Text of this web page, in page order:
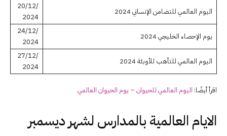
اليوم العالمي للتضامن الإنساني 2024
20/12/
2024
يوم الإحصاء الخليجي 2024
24/12/
2024
اليوم العالمي للتأهب للأوبئة 2024
27/12/
2024
اقرأ أيضًا: اليوم العالمي للحيوان – يوم الحيوان العالمي
الايام العالمية بالمدارس لشهر ديسمبر